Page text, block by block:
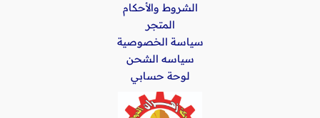
الشروط والأحكام
المتجر
سياسة الخصوصية
سياسه الشحن
لوحة حسابي